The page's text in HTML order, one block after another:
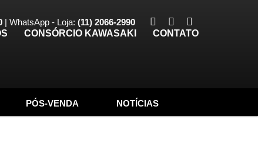
| WhatsApp - Loja: (11) 2066-2990
CONSÓRCIO KAWASAKI CONTATO
PÓS-VENDA NOTÍCIAS